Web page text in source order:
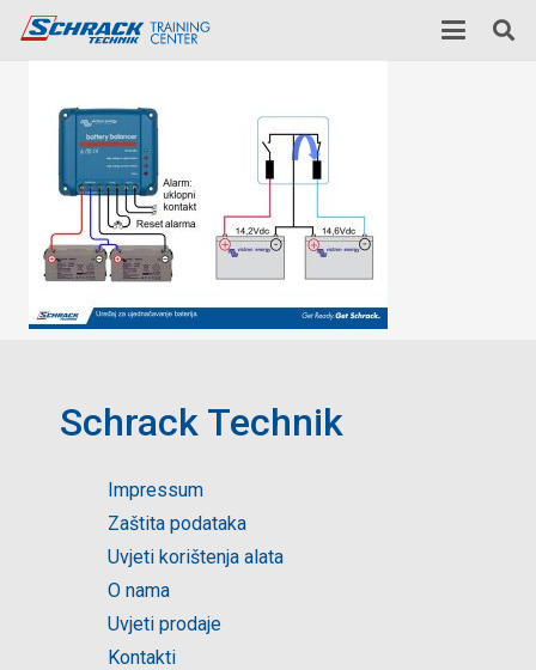
Schrack Technik
Impressum
Zaštita podataka
Uvjeti korištenja alata
O nama
Uvjeti prodaje
Kontakti